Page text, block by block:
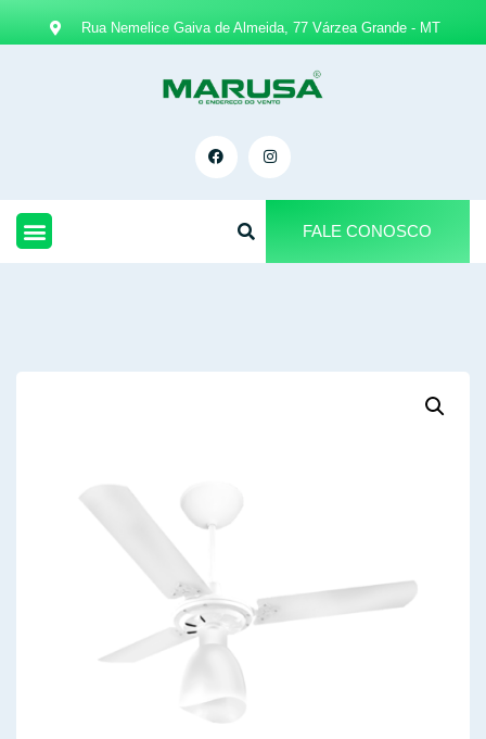
Rua Nemelice Gaiva de Almeida, 77 Várzea Grande - MT
FALE CONOSCO